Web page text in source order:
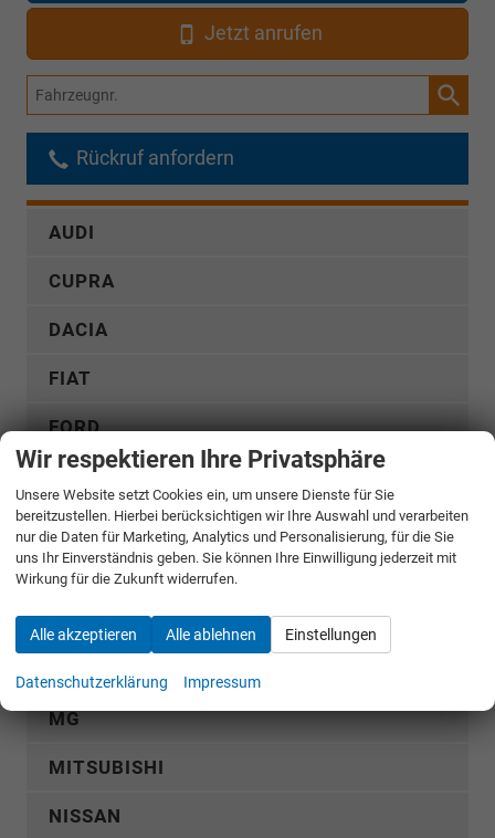
Jetzt anrufen
Fahrzeugnr.
Rückruf anfordern
AUDI
CUPRA
DACIA
FIAT
FORD
GWM
HYUNDAI
KGM
KIA
MERCEDES-BENZ
MG
MITSUBISHI
NISSAN
Wir respektieren Ihre Privatsphäre
Unsere Website setzt Cookies ein, um unsere Dienste für Sie
bereitzustellen. Hierbei berücksichtigen wir Ihre Auswahl und verarbeiten
nur die Daten für Marketing, Analytics und Personalisierung, für die Sie
uns Ihr Einverständnis geben. Sie können Ihre Einwilligung jederzeit mit
Wirkung für die Zukunft widerrufen.
Alle akzeptieren Alle ablehnen Einstellungen
Datenschutzerklärung Impressum